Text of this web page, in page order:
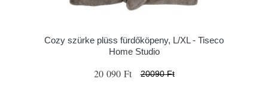
Cozy szürke plüss fürdőköpeny, L/XL - Tiseco
Home Studio
20 090 Ft 20090 Ft